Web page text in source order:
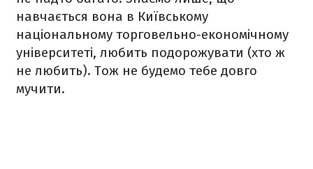
навчається вона в Київському
національному торговельно-економічному
університеті, любить подорожувати (хто ж
не любить). Тож не будемо тебе довго
мучити.